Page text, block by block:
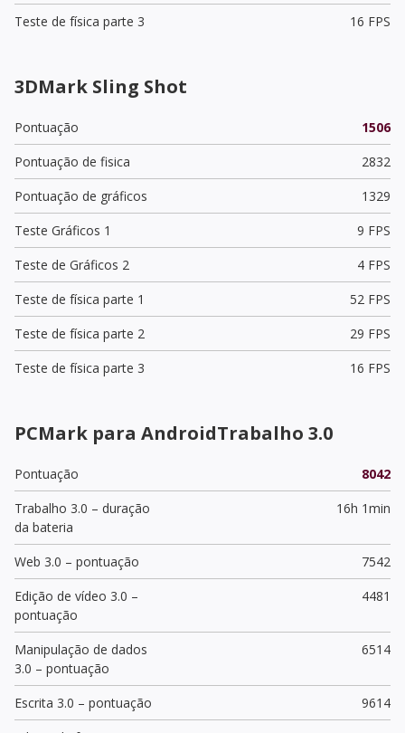
Teste de física parte 3
16 FPS
3DMark Sling Shot
Pontuação
1506
Pontuação de fisica
2832
Pontuação de gráficos
1329
Teste Gráficos 1
9 FPS
Teste de Gráficos 2
4 FPS
Teste de física parte 1
52 FPS
Teste de física parte 2
29 FPS
Teste de física parte 3
16 FPS
PCMark para AndroidTrabalho 3.0
Pontuação
8042
Trabalho 3.0 – duração
da bateria
16h 1min
Web 3.0 – pontuação
7542
Edição de vídeo 3.0 –
pontuação
4481
Manipulação de dados
3.0 – pontuação
6514
Escrita 3.0 – pontuação
9614